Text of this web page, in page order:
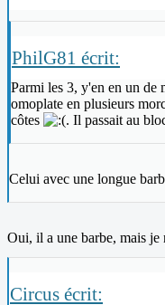
PhilG81 écrit:
Parmi les 3, y'en en un de
omoplate en plusieurs
côtes
. Il passait au
Celui avec une longue
Oui, il a une barbe, mais je
Circus écrit: